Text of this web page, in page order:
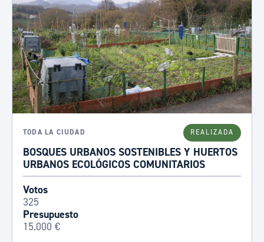
TODA LA CIUDAD REALIZADA
BOSQUES URBANOS SOSTENIBLES Y HUERTOS
URBANOS ECOLÓGICOS COMUNITARIOS
Votos
325
Presupuesto
15.000 €